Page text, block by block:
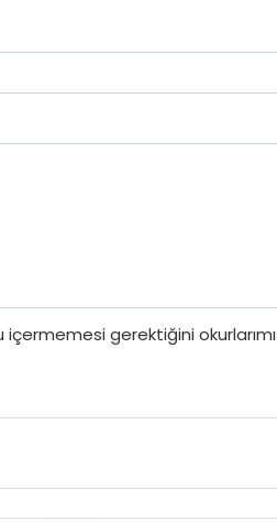
gerektiğini